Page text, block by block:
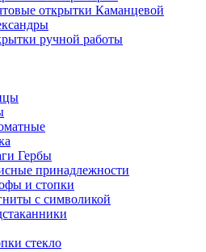
открытки Каманцевой
ручной работы
Гербы
принадлежности
и стопки
с символикой
стекло